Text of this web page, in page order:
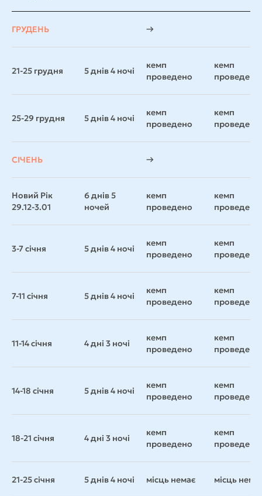
ГРУДЕНЬ →
21-25 грудня 5 днів 4 ночі
кемп
проведено
кемп
проведено
25-29 грудня 5 днів 4 ночі
кемп
проведено
кемп
проведено
СІЧЕНЬ →
Новий Рік
29.12-3.01
6 днів 5
ночей
кемп
проведено
кемп
проведено
3-7 січня 5 днів 4 ночі
кемп
проведено
кемп
проведено
7-11 січня 5 днів 4 ночі
кемп
проведено
кемп
проведено
11-14 січня 4 дні 3 ночі
кемп
проведено
кемп
проведено
14-18 січня 5 днів 4 ночі
кемп
проведено
кемп
проведено
18-21 січня 4 дні 3 ночі
кемп
проведено
кемп
проведено
21-25 січня 5 днів 4 ночі місць немає місць